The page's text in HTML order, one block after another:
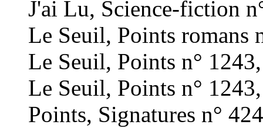
J'ai Lu, Science-fiction
Le Seuil, Points romans
Le Seuil, Points n°
Le Seuil, Points n°
Points, Signatures n°